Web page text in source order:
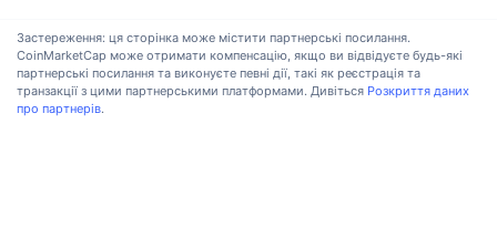
Застереження: ця сторінка може містити партнерські посилання.
CoinMarketCap може отримати компенсацію, якщо ви відвідуєте будь-які
партнерські посилання та виконуєте певні дії, такі як реєстрація та
транзакції з цими партнерськими платформами. Дивіться Розкриття даних
про партнерів.